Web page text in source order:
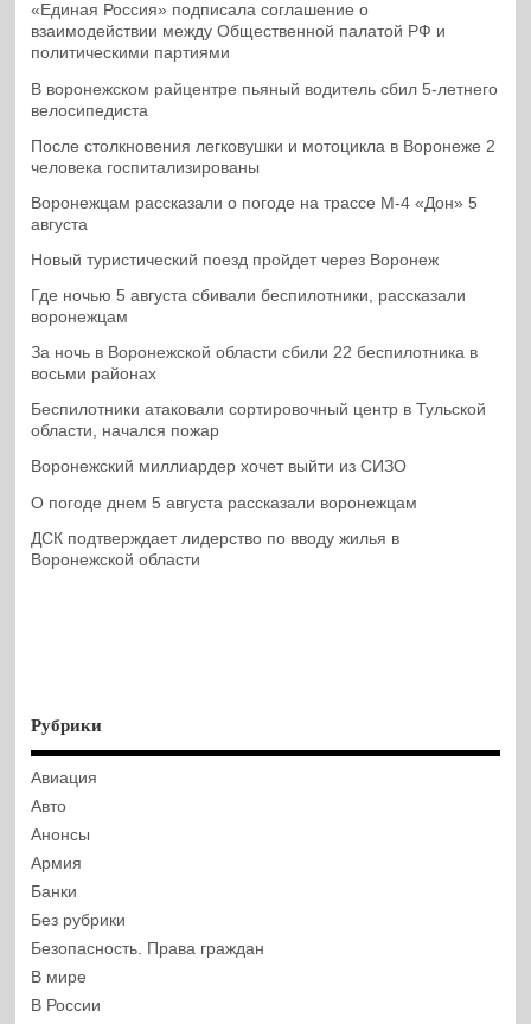
«Единая Россия» подписала соглашение о
взаимодействии между Общественной палатой РФ и
политическими партиями
В воронежском райцентре пьяный водитель сбил 5-летнего
велосипедиста
После столкновения легковушки и мотоцикла в Воронеже 2
человека госпитализированы
Воронежцам рассказали о погоде на трассе М-4 «Дон» 5
августа
Новый туристический поезд пройдет через Воронеж
Где ночью 5 августа сбивали беспилотники, рассказали
воронежцам
За ночь в Воронежской области сбили 22 беспилотника в
восьми районах
Беспилотники атаковали сортировочный центр в Тульской
области, начался пожар
Воронежский миллиардер хочет выйти из СИЗО
О погоде днем 5 августа рассказали воронежцам
ДСК подтверждает лидерство по вводу жилья в
Воронежской области
Рубрики
Авиация
Авто
Анонсы
Армия
Банки
Без рубрики
Безопасность. Права граждан
В мире
В России